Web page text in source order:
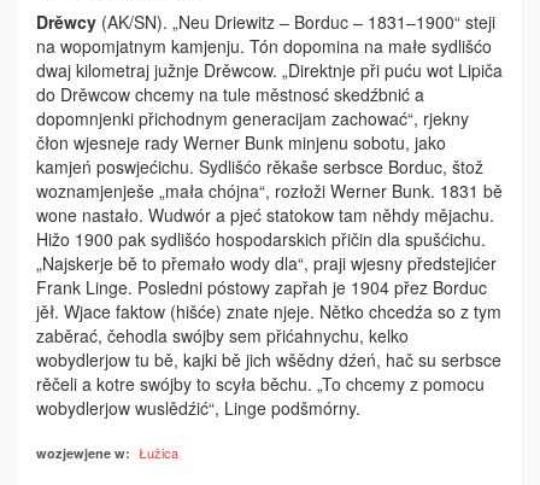
Drěwcy (AK/SN). „Neu Driewitz – Borduc – 1831–1900“ steji
na wopomjatnym kamjenju. Tón dopomina na małe sydlišćo
dwaj kilometraj južnje Drěwcow. „Direktnje při puću wot Lipiča
do Drěwcow chcemy na tule městnosć skedźbnić a
dopomnjenki přichodnym generacijam zachować“, rjekny
čłon wjesneje rady Werner Bunk minjenu sobotu, jako
kamjeń poswjećichu. Sydlišćo rěkaše serbsce Borduc, štož
woznamjenješe „mała chójna“, rozłoži Werner Bunk. 1831 bě
wone nastało. Wudwór a pjeć statokow tam něhdy mějachu.
Hižo 1900 pak sydlišćo hospodarskich přičin dla spušćichu.
„Najskerje bě to přemało wody dla“, praji wjesny předstejićer
Frank Linge. Posledni póstowy zapřah je 1904 přez Borduc
jěł. Wjace faktow (hišće) znate njeje. Nětko chcedźa so z tym
zaběrać, čehodla swójby sem přićahnychu, kelko
wobydlerjow tu bě, kajki bě jich wšědny dźeń, hač su serbsce
rěčeli a kotre swójby to scyła běchu. „To chcemy z pomocu
wobydlerjow wuslědźić“, Linge podšmórny.
wozjewjene w: Łužica